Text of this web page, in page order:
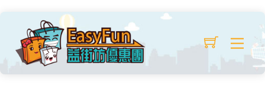
content
出口日本草本除蟎噴霧
26.00 Original
price
$12.99Current
price
/ 2瓶